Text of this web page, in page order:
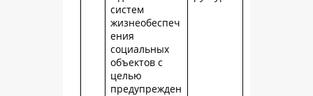
систем
жизнеобеспеч
ения
социальных
объектов с
целью
предупрежден